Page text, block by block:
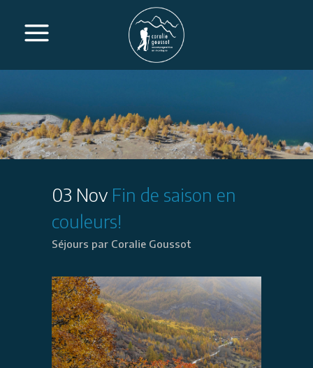
03 Nov Fin de saison en
couleurs!
Séjours par Coralie Goussot